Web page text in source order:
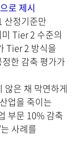
로 제시
산정기준만
Tier 2 수준의
Tier 2 방식을
한 감축 평가가
않은 채 막연하게
업을 죽이는
부문 10% 감축
사례를